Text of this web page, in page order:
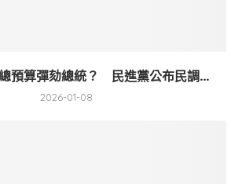
預算彈劾總統？ 民進黨公布民調...
2026-01-08